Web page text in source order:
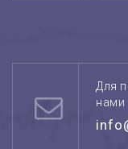
Для
нами